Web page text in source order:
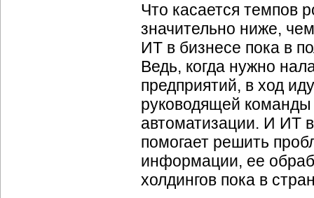
Что касается темпов
значительно ниже,
ИТ в бизнесе пока в
Ведь, когда нужно
предприятий, в ход
руководящей команды
автоматизации. И ИТ
помогает решить
информации, ее
холдингов пока в